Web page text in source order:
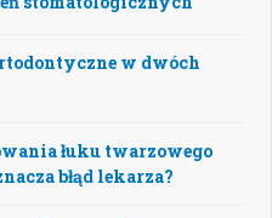
w dwóch
łuku twarzowego
błąd lekarza?